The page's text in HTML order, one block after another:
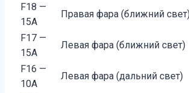
F18 —
15А
Правая фара (ближний
F17 —
15А
Левая фара (ближний свет)
F16 —
10А
Левая фара (дальний свет)